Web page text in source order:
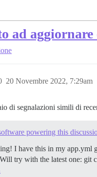
ad aggiornare
20 Novembre 2022, 7:29am
di segnalazioni simili di
powering this
I have this in my app.yml
try with the latest one: git